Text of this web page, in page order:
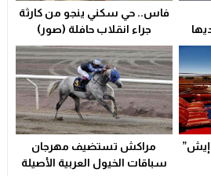
فاس.. حي سكني ينجو من كارثة
جراء انقلاب حافلة (صور)
مراكش تستضيف مهرجان
سباقات الخيول العربية الأصيلة